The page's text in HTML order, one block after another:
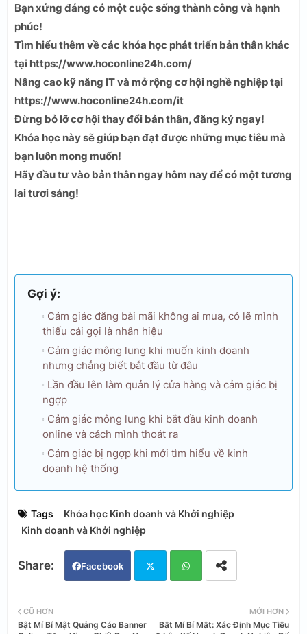
Bạn xứng đáng có một cuộc sống thành công và hạnh
phúc!
Tìm hiểu thêm về các khóa học phát triển bản thân khác
tại https://www.hoconline24h.com/
Nâng cao kỹ năng IT và mở rộng cơ hội nghề nghiệp tại
https://www.hoconline24h.com/it
Đừng bỏ lỡ cơ hội thay đổi bản thân, đăng ký ngay!
Khóa học này sẽ giúp bạn đạt được những mục tiêu mà
bạn luôn mong muốn!
Hãy đầu tư vào bản thân ngay hôm nay để có một tương
lai tươi sáng!
Gợi ý:
Cảm giác đăng bài mãi không ai mua, có lẽ mình
thiếu cái gọi là nhân hiệu
Cảm giác mông lung khi muốn kinh doanh
nhưng chẳng biết bắt đầu từ đâu
Lần đầu lên làm quản lý cửa hàng và cảm giác bị
ngợp
Cảm giác mông lung khi bắt đầu kinh doanh
online và cách mình thoát ra
Cảm giác bị ngợp khi mới tìm hiểu về kinh
doanh hệ thống
Tags
Khóa học Kinh doanh và Khởi nghiệp
Kinh doanh và Khởi nghiệp
Facebook
tter ats
MỚI HƠN
Bật Mí Bí Mật: Xác Định Mục Tiêu
CŨ HƠN
Bật Mí Bí Mật Quảng Cáo Banner